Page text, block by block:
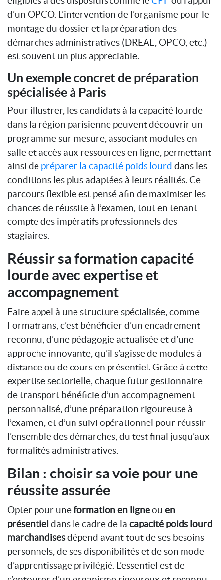
d’un OPCO. L’intervention de l’organisme pour le
montage du dossier et la préparation des
démarches administratives (DREAL, OPCO, etc.)
est souvent un plus appréciable.
Un exemple concret de préparation
spécialisée à Paris
Pour illustrer, les candidats à la capacité lourde
dans la région parisienne peuvent découvrir un
programme sur mesure, associant modules en
salle et accès aux ressources en ligne, permettant
ainsi de préparer la capacité poids lourd dans les
conditions les plus adaptées à leurs réalités. Ce
parcours flexible est pensé afin de maximiser les
chances de réussite à l’examen, tout en tenant
compte des impératifs professionnels des
stagiaires.
Réussir sa formation capacité
lourde avec expertise et
accompagnement
Faire appel à une structure spécialisée, comme
Formatrans, c’est bénéficier d’un encadrement
reconnu, d’une pédagogie actualisée et d’une
approche innovante, qu’il s’agisse de modules à
distance ou de cours en présentiel. Grâce à cette
expertise sectorielle, chaque futur gestionnaire
de transport bénéficie d’un accompagnement
personnalisé, d’une préparation rigoureuse à
l’examen, et d’un suivi opérationnel pour réussir
l’ensemble des démarches, du test final jusqu’aux
formalités administratives.
Bilan : choisir sa voie pour une
réussite assurée
Opter pour uneformation en ligneou en
présentiel dans le cadre de la capacité poids lourd
marchandisesdépend avant tout de ses besoins
personnels, de ses disponibilités et de son mode
d’apprentissage privilégié. L’essentiel est de